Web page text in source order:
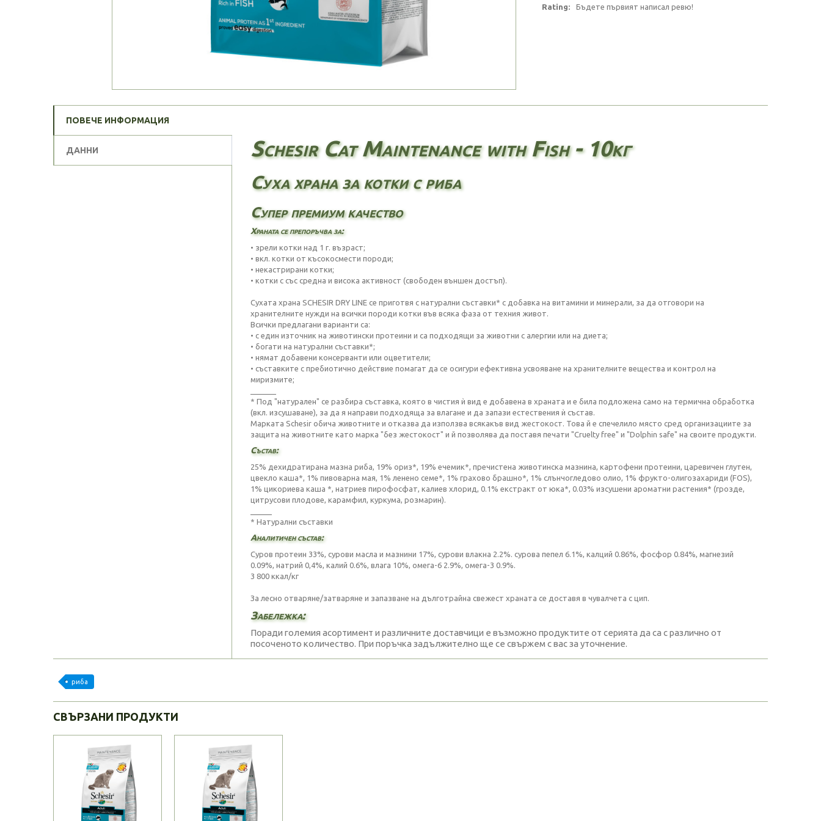
Rating: Бъдете първият написал ревю!
ПОВЕЧЕ ИНФОРМАЦИЯ
ДАННИ Schesir Cat Maintenance with Fish - 10кг
Суха храна за котки с риба
Супер премиум качество
Храната се препоръчва за:
• зрели котки над 1 г. възраст;
• вкл. котки от късокосмести породи;
• некастрирани котки;
• котки с със средна и висока активност (свободен външен достъп).
Сухата храна SCHESIR DRY LINE се приготвя с натурални съставки* с добавка на витамини и минерали, за да отговори на
хранителните нужди на всички породи котки във всяка фаза от техния живот.
Всички предлагани варианти са:
• с един източник на животински протеини и са подходящи за животни с алергии или на диета;
• богати на натурални съставки*;
• нямат добавени консерванти или оцветители;
• съставките с пребиотично действие помагат да се осигури ефективна усвояване на хранителните вещества и контрол на
миризмите;
* Под "натурален" се разбира съставка, която в чистия ѝ вид е добавена в храната и е била подложена само на термична обработка
(вкл. изсушаване), за да я направи подходяща за влагане и да запази естествения ѝ състав.
Марката Schesir обича животните и отказва да използва всякакъв вид жестокост. Това й е спечелило място сред организациите за
защита на животните като марка "без жестокост" и й позволява да поставя печати "Cruelty free" и "Dolphin safe" на своите продукти.
Състав:
25% дехидратирана мазна риба, 19% ориз*, 19% ечемик*, пречистена животинска мазнина, картофени протеини, царевичен глутен,
цвекло каша*, 1% пивоварна мая, 1% ленено семе*, 1% грахово брашно*, 1% слънчогледово олио, 1% фрукто-олигозахариди (FOS),
1% цикориева каша *, натриев пирофосфат, калиев хлорид, 0.1% екстракт от юка*, 0.03% изсушени ароматни растения* (грозде,
цитрусови плодове, карамфил, куркума, розмарин).
* Натурални съставки
Аналитичен състав:
Суров протеин 33%, сурови масла и мазнини 17%, сурови влакна 2.2%. сурова пепел 6.1%, калций 0.86%, фосфор 0.84%, магнезий
0.09%, натрий 0,4%, калий 0.6%, влага 10%, омега-6 2.9%, омега-3 0.9%.
3 800 ккал/кг
За лесно отваряне/затваряне и запазване на дълготрайна свежест храната се доставя в чувалчета с цип.
Забележка:
Поради големия асортимент и различните доставчици е възможно продуктите от серията да са с различно от
посоченото количество. При поръчка задължително ще се свържем с вас за уточнение.
риба
СВЪРЗАНИ ПРОДУКТИ